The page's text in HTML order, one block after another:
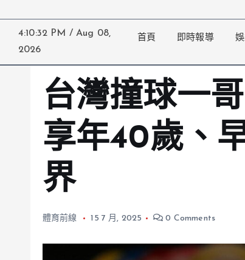
4:10:33 PM / Aug 08,
2026
首頁 即時報導
台灣撞球一
享年40歲、
界
體育前線 15 7 月, 2025 0 Comments